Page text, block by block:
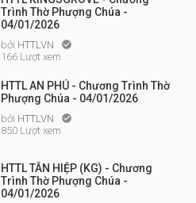
Trình Thờ Phượng Chúa -
04/01/2026
bởi HTTLVN 
166 Lượt xem
HTTL AN PHÚ - Chương Trình Thờ
Phượng Chúa - 04/01/2026
bởi HTTLVN 
850 Lượt xem
HTTL TÂN HIỆP (KG) - Chương
Trình Thờ Phượng Chúa -
04/01/2026